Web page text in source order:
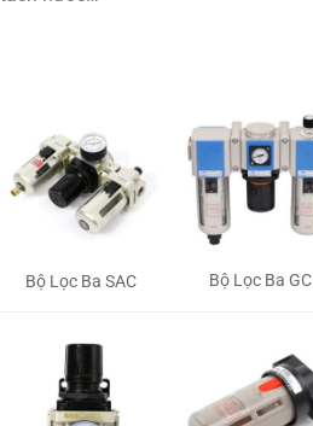
Bộ Lọc Ba SAC Bộ Lọc Ba GC